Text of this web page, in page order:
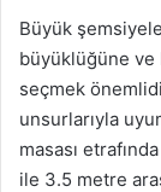
Büyük
büyüklüğüne ve
seçmek
unsurlarıyla
masası
ile 3.5 metre